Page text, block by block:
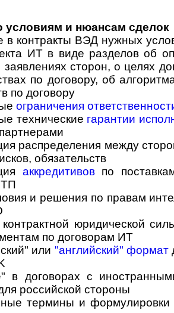
условиям и нюансам сделок
в контракты ВЭД нужных
ИТ в виде разделов об
сторон, о целях
по договору, об
по договору
ограничения
технические гарантии
распределения между
обязательств
аккредитивовпо
и решения по правам
юридической
по договорам ИТ
или "английский" формат
в договорах с
российской стороны
термины и